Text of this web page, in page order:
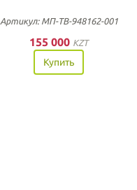
Артикул: МП-ТВ-948162-001
155 000 KZT
Купить